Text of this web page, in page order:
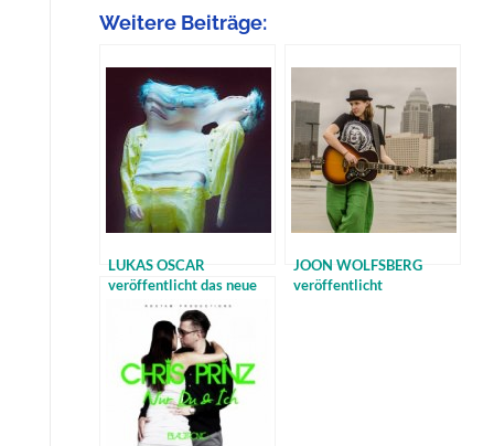
Weitere Beiträge:
LUKAS OSCAR
veröffentlicht das neue
Album „Everything’s Built
To Last“
JOON WOLFSBERG
veröffentlicht